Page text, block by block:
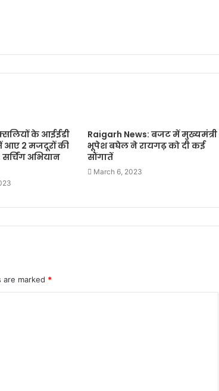
के आईईडी
आए 2 मजदूरों की
अभियान
Raigarh News: बजट में मुख्यमंत्री
भूपेश बघेल ने रायगढ़ को दी कई
सौंगातें
March 6, 2023
are marked *